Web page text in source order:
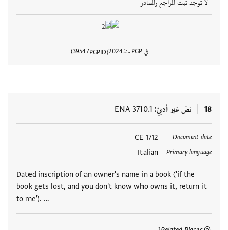
لا توجد ثبت المراجع والمصادر
في PGP منذ 2024
PGPID
39547
18 نصّ غير أدبيّ ENA 3710.1
Document date
1712 CE
Primary language
Italian
Dated inscription of an owner's name in a book ('if the
book gets lost, and you don't know who owns it, return it
to me'). …
العلامات